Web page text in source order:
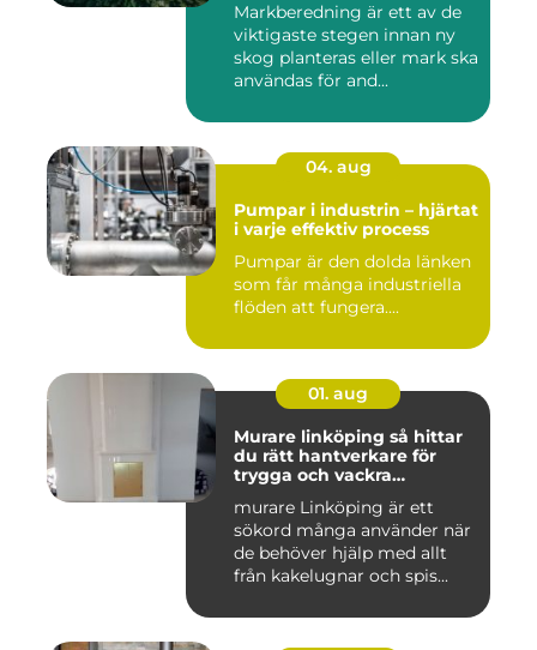
Markberedning är ett av de
viktigaste stegen innan ny
skog planteras eller mark ska
användas för and...
04. aug
Pumpar i industrin – hjärtat
i varje effektiv process
Pumpar är den dolda länken
som får många industriella
flöden att fungera....
01. aug
Murare linköping så hittar
du rätt hantverkare för
trygga och vackra
murare Linköping är ett
sökord många använder när
de behöver hjälp med allt
från kakelugnar och spis...